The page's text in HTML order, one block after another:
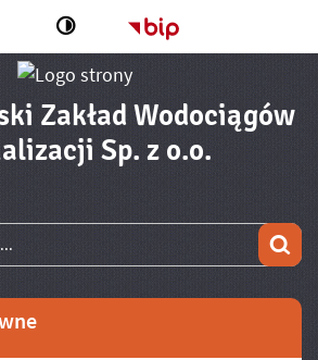
czcionkaZmień kontrast Strona główna
Zakład Wodociągów
Sp. z o.o. -